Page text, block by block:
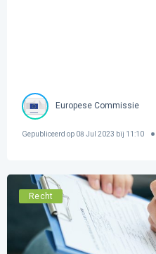
Europese Commissie
Gepubliceerd op 08 Jul 2023 bij 11:10
Recht